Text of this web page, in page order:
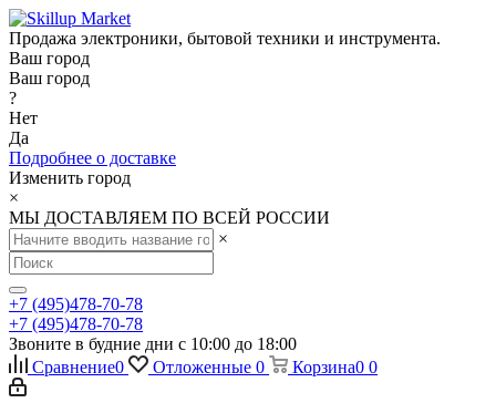
Продажа электроники, бытовой техники и инструмента.
Ваш город
Ваш город
?
Нет
Да
Подробнее о доставке
Изменить город
×
МЫ ДОСТАВЛЯЕМ ПО ВСЕЙ РОССИИ
×
+7 (495)478-70-78
+7 (495)478-70-78
Звоните в будние дни с 10:00 до 18:00
Сравнение0 Отложенные 0 Корзина0 0